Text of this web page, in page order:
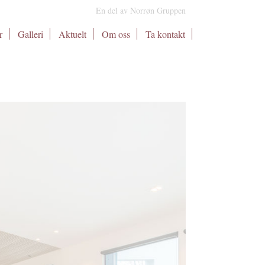
Galleri Aktuelt Om oss Ta kontakt
En del av Norrøn Gruppen